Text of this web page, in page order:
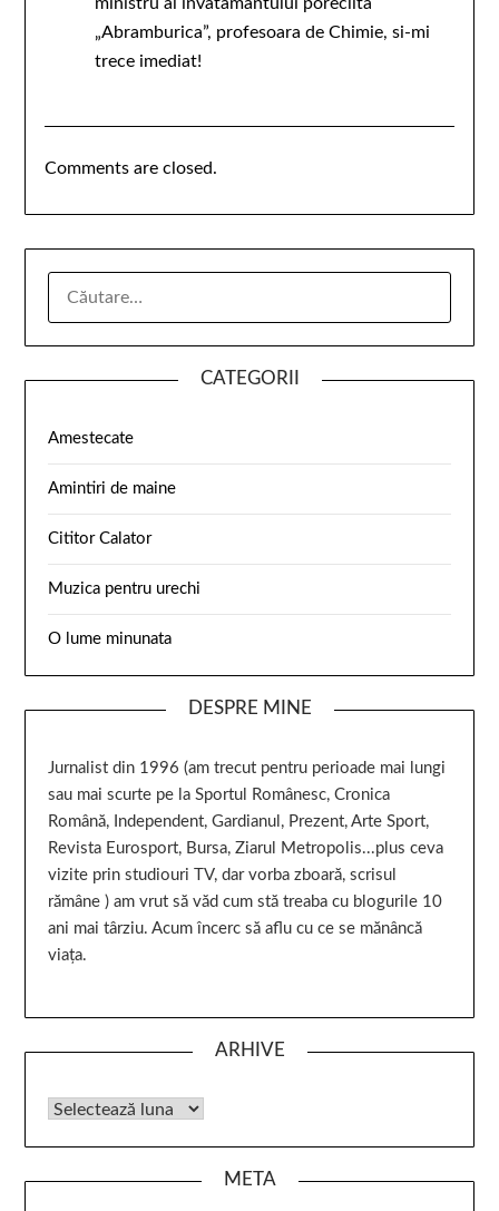
„Abramburica”, profesoara de Chimie, si-mi
trece imediat!
Comments are closed.
CATEGORII
Amestecate
Amintiri de maine
Cititor Calator
Muzica pentru urechi
O lume minunata
DESPRE MINE
Jurnalist din 1996 (am trecut pentru perioade mai lungi
sau mai scurte pe la Sportul Românesc, Cronica
Română, Independent, Gardianul, Prezent, Arte Sport,
Revista Eurosport, Bursa, Ziarul Metropolis...plus ceva
vizite prin studiouri TV, dar vorba zboară, scrisul
rămâne ) am vrut să văd cum stă treaba cu blogurile 10
ani mai târziu. Acum încerc să aflu cu ce se mănâncă
viața.
ARHIVE
META